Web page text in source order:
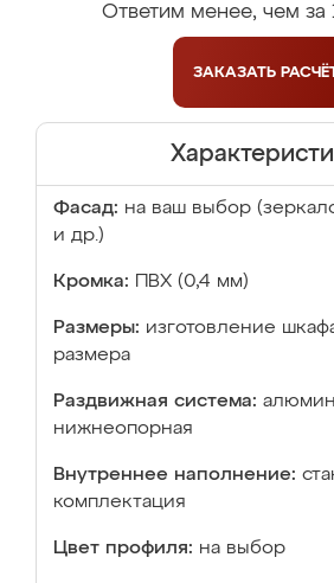
Ответим менее, чем за
ЗАКАЗАТЬ
Фасад: на ваш выбор
и др.)
Кромка: ПВХ (0,4 мм)
Размеры: изготовление
размера
Раздвижная система:
нижнеопорная
Внутреннее наполнение:
комплектация
Цвет профиля: на выбор